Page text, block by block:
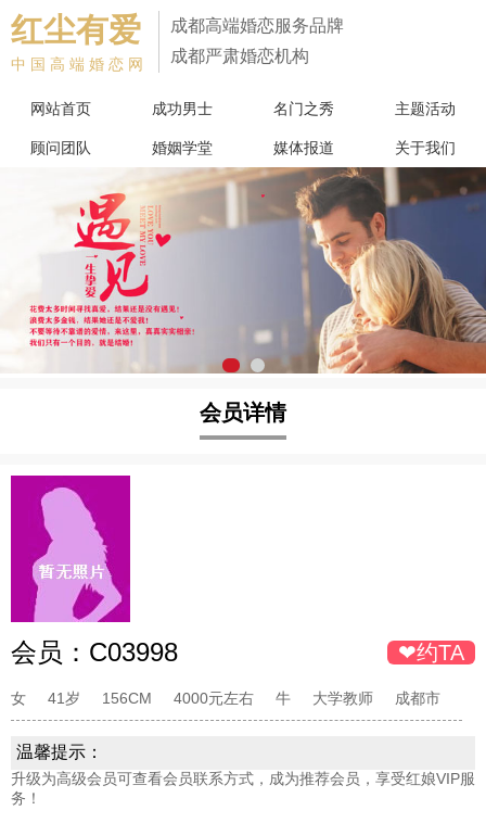
红尘有爱
中国高端婚恋网
成都高端婚恋服务品牌
成都严肃婚恋机构
网站首页 成功男士 名门之秀 主题活动
顾问团队 婚姻学堂 媒体报道 关于我们
会员详情
会员： C03998 ❤约TA
女 41岁 156CM 4000元左右 牛 大学教师 成都市
温馨提示：
升级为高级会员可查看会员联系方式，成为推荐会员，享受红娘VIP服
务！